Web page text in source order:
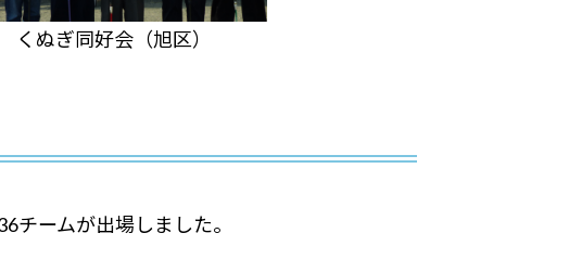
ぬぎ同好会（旭区）
チームが出場しました。